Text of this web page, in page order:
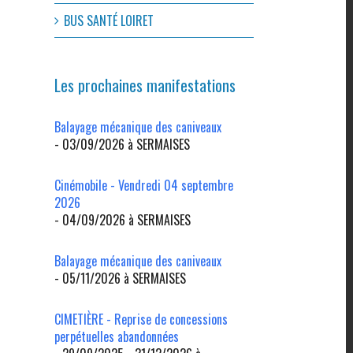
BUS SANTÉ LOIRET
Les prochaines manifestations
Balayage mécanique des caniveaux
- 03/09/2026 à SERMAISES
Cinémobile - Vendredi 04 septembre
2026
- 04/09/2026 à SERMAISES
Balayage mécanique des caniveaux
- 05/11/2026 à SERMAISES
CIMETIÈRE - Reprise de concessions
perpétuelles abandonnées